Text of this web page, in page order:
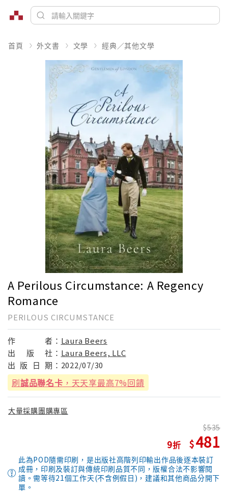
首頁 外文書 文學 經典／其他文學
A Perilous Circumstance: A Regency
Romance
PERILOUS CIRCUMSTANCE
作 者： Laura Beers
出
版 社： Laura Beers, LLC
出 版 日 期： 2022/07/30
刷誠品聯名卡 ，天天享最高7%回饋
大量採購團購專區
9
535
481
此為POD隨需印刷，是出版社高階列印輸出作品後逐本裝訂
成冊，印刷及裝訂與傳統印刷品質不同，版權合法不影響閱
讀。需等待21個工作天(不含例假日)，建議和其他商品分開下
單。